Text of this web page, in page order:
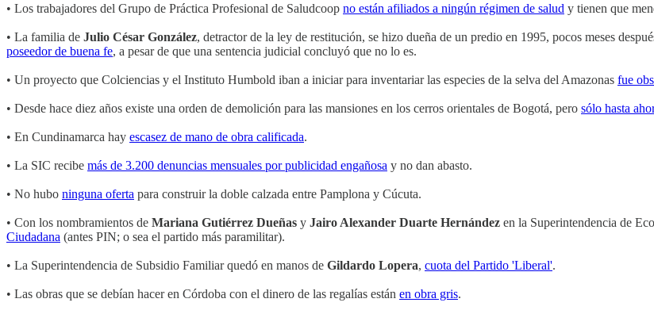
• Los trabajadores del Grupo de Práctica Profesional de Saludcoop no están afiliados a ningún régimen de salud y tienen que
• La familia de Julio César González, detractor de la ley de restitución, se hizo dueña de un predio en 1995, pocos meses
poseedor de buena fe, a pesar de que una sentencia judicial concluyó que no lo es.
• Un proyecto que Colciencias y el Instituto Humbold iban a iniciar para inventariar las especies de la selva del Amazonas fue
• Desde hace diez años existe una orden de demolición para las mansiones en los cerros orientales de Bogotá, pero sólo hasta
• En Cundinamarca hay escasez de mano de obra calificada.
• La SIC recibe más de 3.200 denuncias mensuales por publicidad engañosa y no dan abasto.
• No hubo ninguna oferta para construir la doble calzada entre Pamplona y Cúcuta.
• Con los nombramientos de Mariana Gutiérrez Dueñas y Jairo Alexander Duarte Hernández en la Superintendencia de
Ciudadana (antes PIN; o sea el partido más paramilitar).
• La Superintendencia de Subsidio Familiar quedó en manos de Gildardo Lopera, cuota del Partido 'Liberal'.
• Las obras que se debían hacer en Córdoba con el dinero de las regalías están en obra gris.